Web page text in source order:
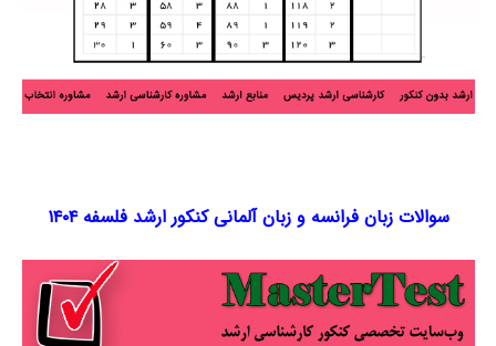
سوالات زبان فرانسه و زبان آلمانی کنکور ارشد فلسفه ۱۴۰۴